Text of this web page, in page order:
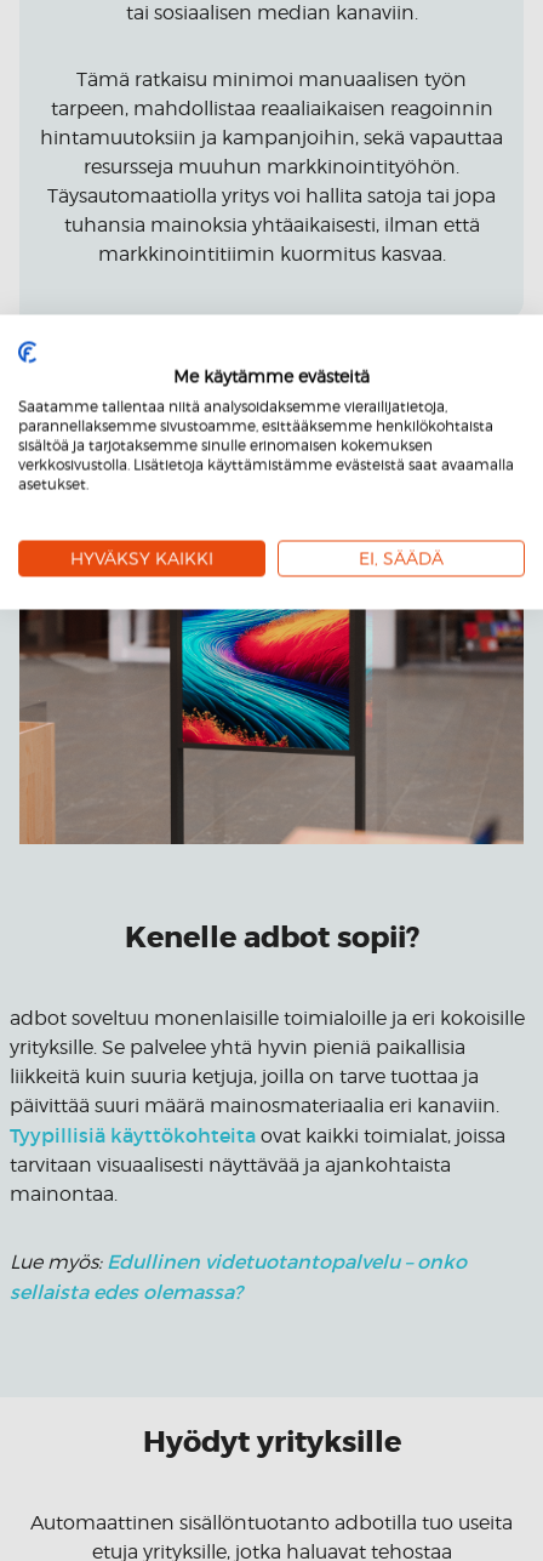
tai sosiaalisen median kanaviin.
Tämä ratkaisu minimoi manuaalisen työn
tarpeen, mahdollistaa reaaliaikaisen reagoinnin
hintamuutoksiin ja kampanjoihin, sekä vapauttaa
resursseja muuhun markkinointityöhön.
Täysautomaatiolla yritys voi hallita satoja tai jopa
tuhansia mainoksia yhtäaikaisesti, ilman että
markkinointitiimin kuormitus kasvaa.
Kenelle adbot sopii?
adbot soveltuu monenlaisille toimialoille ja eri kokoisille
yrityksille. Se palvelee yhtä hyvin pieniä paikallisia
liikkeitä kuin suuria ketjuja, joilla on tarve tuottaa ja
päivittää suuri määrä mainosmateriaalia eri kanaviin.
Tyypillisiä käyttökohteita ovat kaikki toimialat, joissa
tarvitaan visuaalisesti näyttävää ja ajankohtaista
mainontaa.
Lue myös: Edullinen videtuotantopalvelu – onko
sellaista edes olemassa?
Hyödyt yrityksille
Automaattinen sisällöntuotanto adbotilla tuo useita
etuja yrityksille, jotka haluavat tehostaa
Me käytämme evästeitä
Saatamme tallentaa niitä analysoidaksemme vierailijatietoja,
parannellaksemme sivustoamme, esittääksemme henkilökohtaista
sisältöä ja tarjotaksemme sinulle erinomaisen kokemuksen
verkkosivustolla. Lisätietoja käyttämistämme evästeistä saat avaamalla
asetukset.
HYVÄKSY KAIKKI EI, SÄÄDÄ